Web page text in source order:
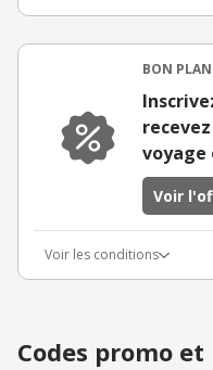
BON PLAN
voyage
Voir
Voir les conditions
Codes promo